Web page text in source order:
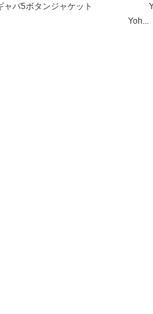
バ5ボタンジャケット
Yoh...